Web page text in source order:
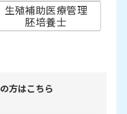
生殖補助医療管理
胚培養士
方はこちら